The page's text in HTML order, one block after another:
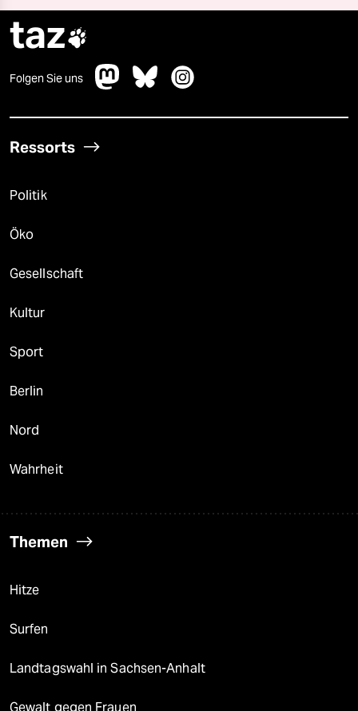
taz
Folgen Sie uns
Ressorts
Politik
Öko
Gesellschaft
Kultur
Sport
Berlin
Nord
Wahrheit
Themen
Hitze
Surfen
Landtagswahl in Sachsen-Anhalt
Gewalt gegen Frauen